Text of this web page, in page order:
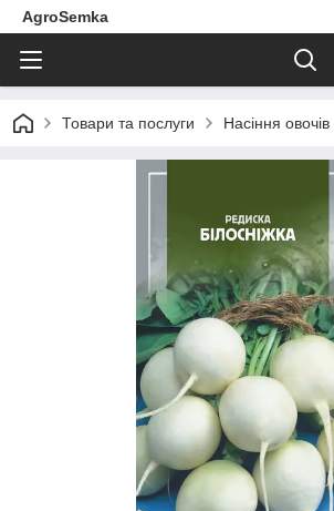
AgroSemka
Товари та послуги Насіння овочів